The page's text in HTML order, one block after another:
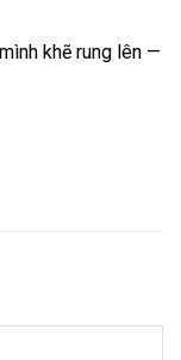
khẽ rung lên —